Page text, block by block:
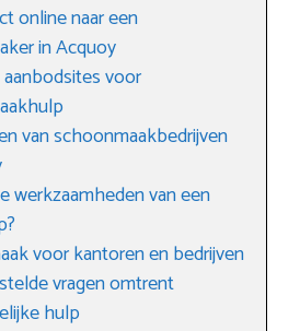
online naar een
in Acquoy
voor
van schoonmaakbedrijven
werkzaamheden van een
voor kantoren en bedrijven
vragen omtrent
hulp